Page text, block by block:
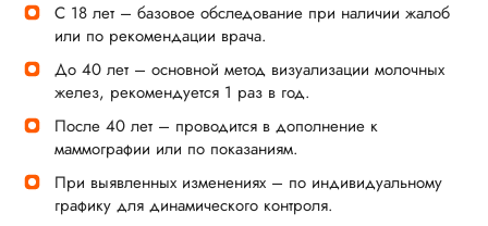
С 18 лет – базовое обследование при наличии жалоб
или по рекомендации врача.
До 40 лет – основной метод визуализации молочных
желез, рекомендуется 1 раз в год.
После 40 лет – проводится в дополнение к
маммографии или по показаниям.
При выявленных изменениях – по индивидуальному
графику для динамического контроля.